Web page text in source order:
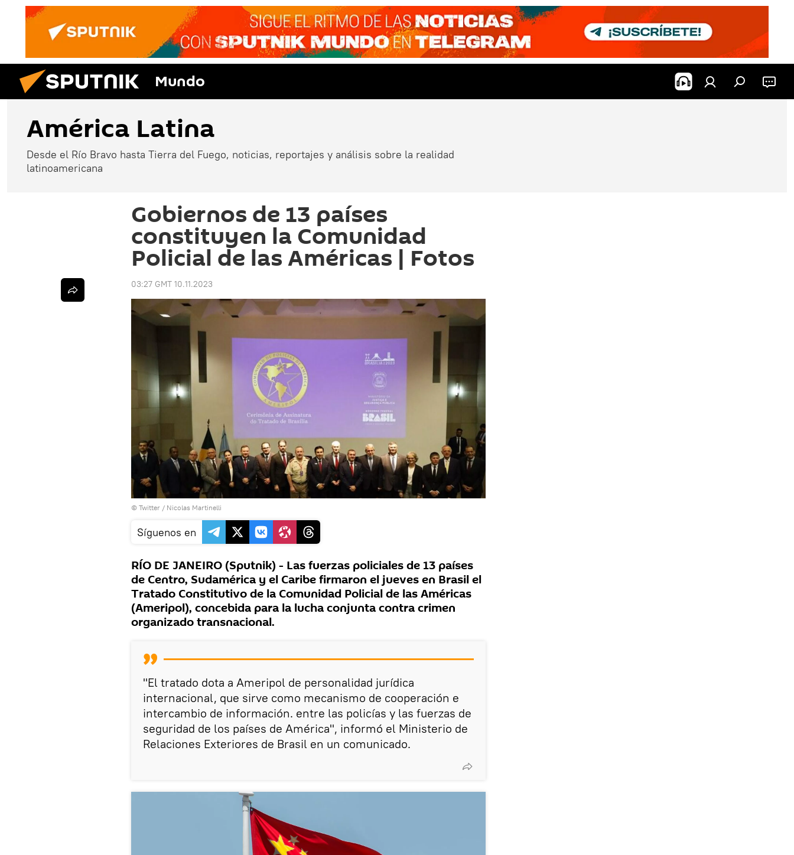
Mundo
América Latina
Desde el Río Bravo hasta Tierra del Fuego, noticias, reportajes y análisis sobre la realidad
latinoamericana
Gobiernos de 13 países
constituyen la Comunidad
Policial de las Américas | Fotos
03:27 GMT 10.11.2023
© Twitter / Nicolas Martinelli
Síguenos en
RÍO DE JANEIRO (Sputnik) - Las fuerzas policiales de 13 países
de Centro, Sudamérica y el Caribe firmaron el jueves en Brasil el
Tratado Constitutivo de la Comunidad Policial de las Américas
(Ameripol), concebida para la lucha conjunta contra crimen
organizado transnacional.
"El tratado dota a Ameripol de personalidad jurídica
internacional, que sirve como mecanismo de cooperación e
intercambio de información. entre las policías y las fuerzas de
seguridad de los países de América", informó el Ministerio de
Relaciones Exteriores de Brasil en un comunicado.